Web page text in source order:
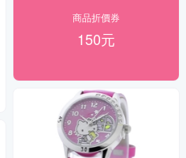
商品折價券
150元